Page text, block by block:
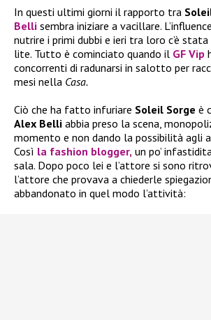
In questi ultimi giorni il rapporto tra
Belli sembra iniziare a vacillare.
nutrire i primi dubbi e ieri tra loro c’è
lite. Tutto è cominciato quando il GF Vip
concorrenti di radunarsi in salotto per
mesi nella Casa.
Ciò che ha fatto infuriare Soleil Sorge è
Alex Belli abbia preso la scena,
momento e non dando la possibilità agli
Così la fashion blogger, un po’
sala. Dopo poco lei e l’attore si sono
l’attore che provava a chiederle
abbandonato in quel modo l’attività: